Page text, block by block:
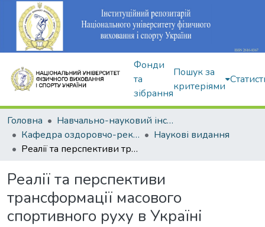
Фонди
та
зібрання
Пошук за
критеріями
Головна
Навчально-науковий інститут здоров'я, реабілітації та фізичного виховання
Кафедра оздоровчо-рекреаційної рухової активності
Наукові видання
Реалії та перспективи трансформації масового спортивного руху в Україні
Реалії та перспективи
трансформації масового
спортивного руху в Україні